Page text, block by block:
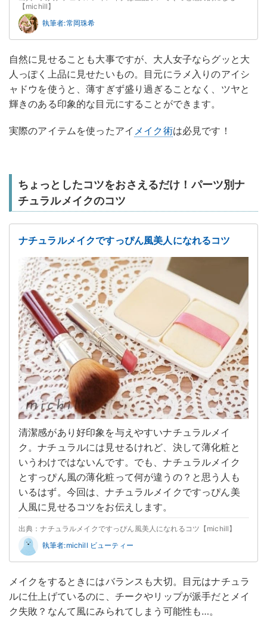
【michill】
執筆者:常岡珠希
自然に見せることも大事ですが、大人女子ならグッと大
人っぽく上品に見せたいもの。目元にラメ入りのアイシ
ャドウを使うと、薄すぎず盛り過ぎることなく、ツヤと
輝きのある印象的な目元にすることができます。
実際のアイテムを使ったアイ メイク術は必見です！
ちょっとしたコツをおさえるだけ！パーツ別ナ
チュラルメイクのコツ
ナチュラルメイクですっぴん風美人になれるコツ
清潔感があり好印象を与えやすいナチュラルメイ
ク。ナチュラルには見せるけれど、決して薄化粧と
いうわけではないんです。でも、ナチュラルメイク
とすっぴん風の薄化粧って何が違うの？と思う人も
いるはず。今回は、ナチュラルメイクですっぴん美
人風に見せるコツをお伝えします。
出典：ナチュラルメイクですっぴん風美人になれるコツ【michill】
執筆者:michill ビューティー
メイクをするときにはバランスも大切。目元はナチュラ
ルに仕上げているのに、チークやリップが派手だとメイ
ク失敗？なんて風にみられてしまう可能性も…。